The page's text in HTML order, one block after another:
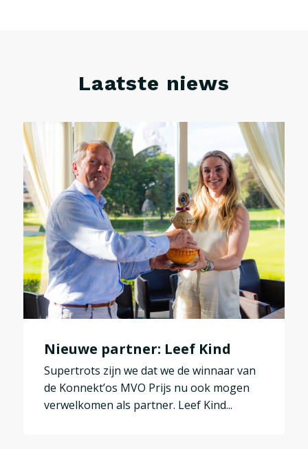
Laatste niews
Nieuwe partner: Leef Kind
Supertrots zijn we dat we de winnaar van
de Konnekt’os MVO Prijs nu ook mogen
verwelkomen als partner. Leef Kind...